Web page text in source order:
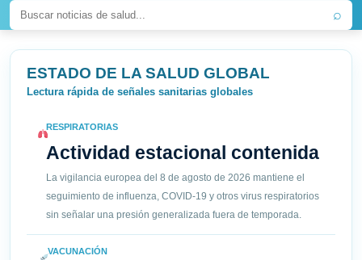
⌕
ESTADO DE LA SALUD GLOBAL
Lectura rápida de señales sanitarias globales
RESPIRATORIAS
Actividad estacional contenida
La vigilancia europea del 8 de agosto de 2026 mantiene el
seguimiento de influenza, COVID-19 y otros virus respiratorios
sin señalar una presión generalizada fuera de temporada.
VACUNACIÓN